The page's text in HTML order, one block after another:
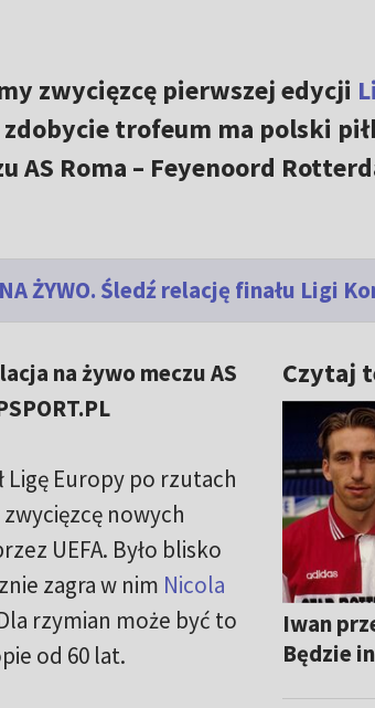
zwycięzcę pierwszej edycji
zdobycie trofeum ma polski
AS Roma – Feyenoord
ŻYWO. Śledź relację finału Ligi
Czytaj
Iwan
Będzie
na żywo meczu AS
Europy po rzutach
nowych
UEFA. Było blisko
zagra w nim Nicola
rzymian może być to
od 60 lat.